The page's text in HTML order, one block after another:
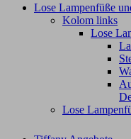
Lose Lampenfüße
Kolom links
Lose
Lose